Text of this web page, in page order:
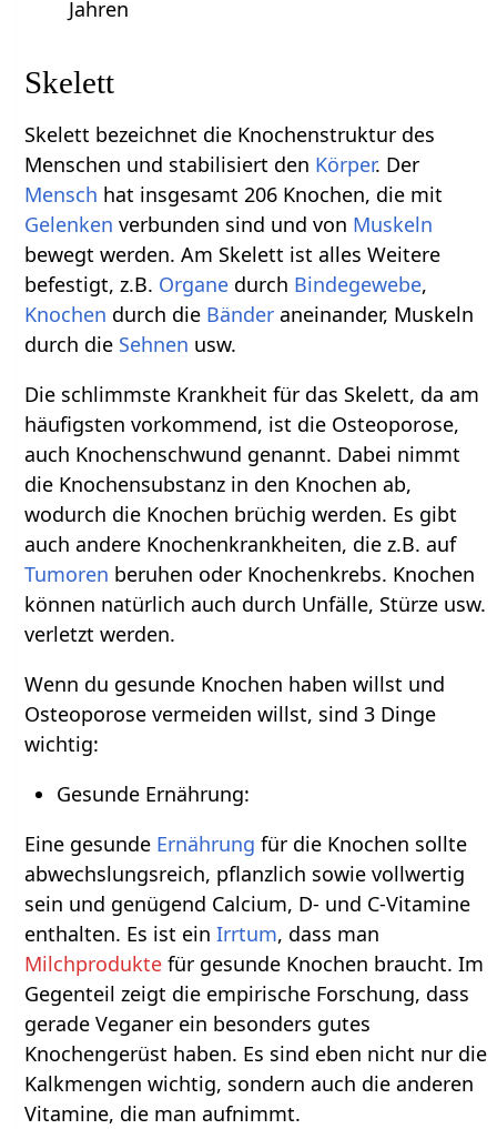
Jahren
Skelett
Skelett bezeichnet die Knochenstruktur des
Menschen und stabilisiert den Körper. Der
Mensch hat insgesamt 206 Knochen, die mit
Gelenken verbunden sind und von Muskeln
bewegt werden. Am Skelett ist alles Weitere
befestigt, z.B. Organe durch Bindegewebe,
Knochen durch die Bänder aneinander, Muskeln
durch die Sehnen usw.
Die schlimmste Krankheit für das Skelett, da am
häufigsten vorkommend, ist die Osteoporose,
auch Knochenschwund genannt. Dabei nimmt
die Knochensubstanz in den Knochen ab,
wodurch die Knochen brüchig werden. Es gibt
auch andere Knochenkrankheiten, die z.B. auf
Tumoren beruhen oder Knochenkrebs. Knochen
können natürlich auch durch Unfälle, Stürze usw.
verletzt werden.
Wenn du gesunde Knochen haben willst und
Osteoporose vermeiden willst, sind 3 Dinge
wichtig:
Gesunde Ernährung:
Eine gesunde Ernährung für die Knochen sollte
abwechslungsreich, pflanzlich sowie vollwertig
sein und genügend Calcium, D- und C-Vitamine
enthalten. Es ist einIrrtum, dass man
Milchprodukte für gesunde Knochen braucht. Im
Gegenteil zeigt die empirische Forschung, dass
gerade Veganer ein besonders gutes
Knochengerüst haben. Es sind eben nicht nur die
Kalkmengen wichtig, sondern auch die anderen
Vitamine, die man aufnimmt.